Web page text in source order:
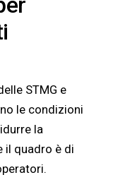
STMG e
le condizioni
la
il quadro è di